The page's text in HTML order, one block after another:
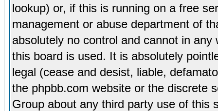
lookup) or, if this is running on a free
management or abuse department of
absolutely no control and cannot in
this board is used. It is absolutely
legal (cease and desist, liable,
the phpbb.com website or the discrete
Group about any third party use of this